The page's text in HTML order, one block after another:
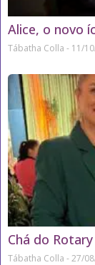
Alice, o novo
Tábatha Colla 11/
Chá do
Tábatha Colla 27/